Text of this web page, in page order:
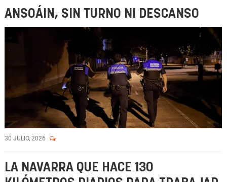
ANSOÁIN, SIN TURNO NI DESCANSO
30 JULIO, 2026
LA NAVARRA QUE HACE 130